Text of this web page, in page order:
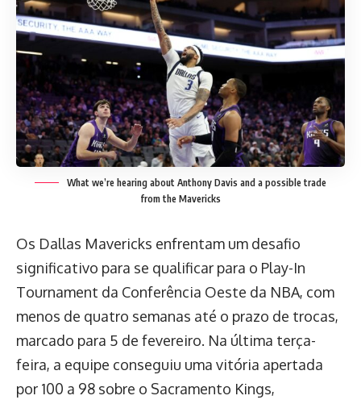
What we’re hearing about Anthony Davis and a possible trade
from the Mavericks
Os Dallas Mavericks enfrentam um desafio
significativo para se qualificar para o Play-In
Tournament da Conferência Oeste da NBA, com
menos de quatro semanas até o prazo de trocas,
marcado para 5 de fevereiro. Na última terça-
feira, a equipe conseguiu uma vitória apertada
por 100 a 98 sobre o Sacramento Kings,